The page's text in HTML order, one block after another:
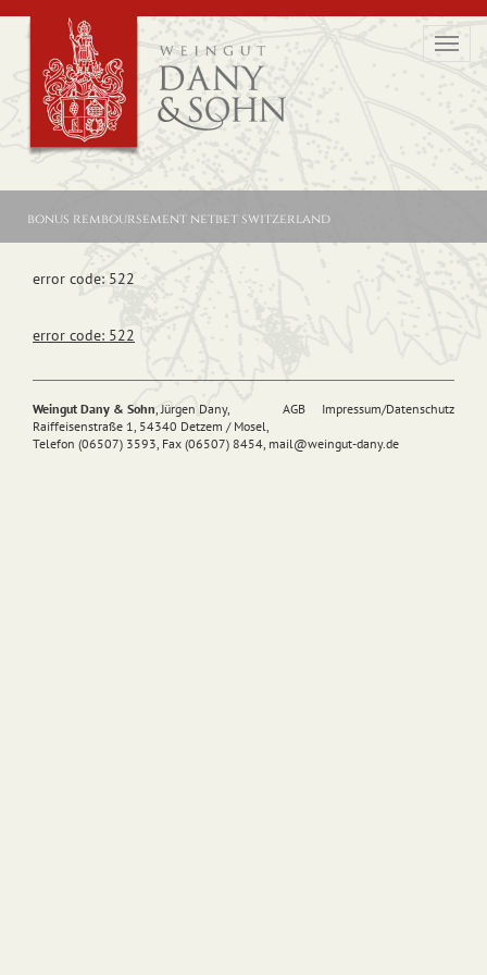
bonus remboursement netbet switzerland
error code: 522
error code: 522
AGB Impressum/Datenschutz
Weingut Dany & Sohn, Jürgen Dany,
Raiffeisenstraße 1, 54340 Detzem / Mosel,
Telefon (06507) 3593, Fax (06507) 8454, mail@weingut-dany.de